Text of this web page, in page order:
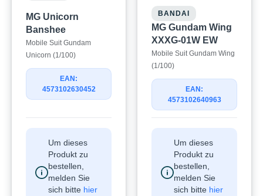
MG Unicorn
Banshee
Mobile Suit Gundam
Unicorn (1/100)
EAN:
4573102630452
Um dieses
Produkt zu
bestellen,
melden Sie
sich bitte hier
BANDAI
MG Gundam Wing
XXXG-01W EW
Mobile Suit Gundam Wing
(1/100)
EAN:
4573102640963
Um dieses
Produkt zu
bestellen,
melden Sie
sich bitte hier